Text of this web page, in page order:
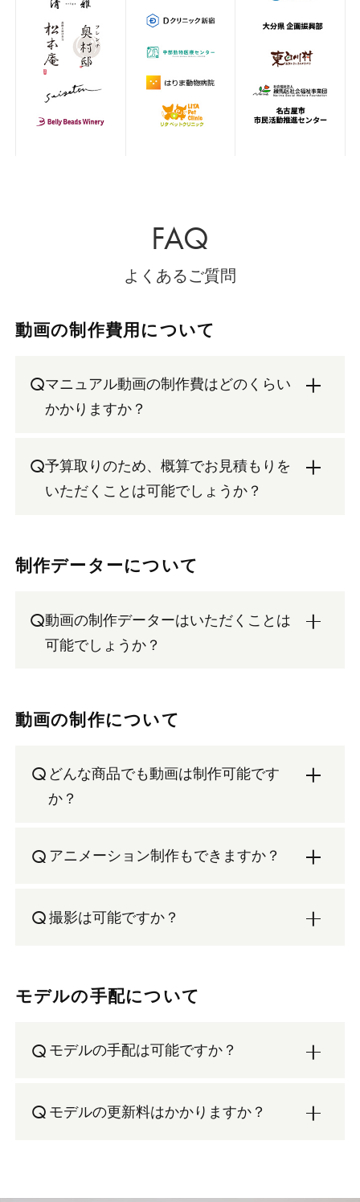
FAQ
よくあるご質問
動画の制作費用について
Qマニュアル動画の制作費はどのくらい
かかりますか？
Q予算取りのため、概算でお見積もりを
いただくことは可能でしょうか？
制作データーについて
Q動画の制作データーはいただくことは
可能でしょうか？
動画の制作について
Q どんな商品でも動画は制作可能です
か？
Q アニメーション制作もできますか？
Q 撮影は可能ですか？
モデルの手配について
Q モデルの手配は可能ですか？
Q モデルの更新料はかかりますか？